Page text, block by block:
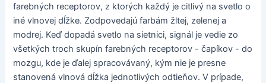
farebných receptorov, z ktorých každý je citlivý na svetlo o
iné vlnovej dĺžke. Zodpovedajú farbám žltej, zelenej a
modrej. Keď dopadá svetlo na sietnici, signál je vedie zo
všetkých troch skupín farebných receptorov - čapíkov - do
mozgu, kde je ďalej spracovávaný, kým nie je presne
stanovená vlnová dĺžka jednotlivých odtieňov. V prípade,